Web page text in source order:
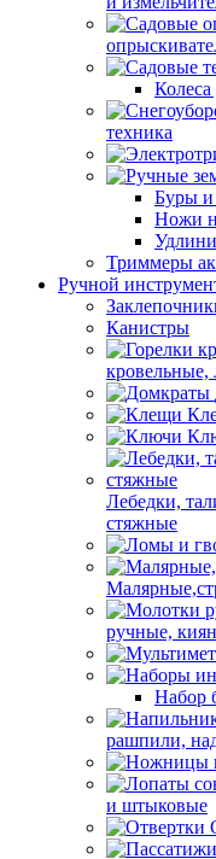
Колеса
техника
Буры
Ножи
Триммеры
Ручной
Канистры
Лебедки,
стяжные
ручные,
Набор
рашпили,
и штыковые